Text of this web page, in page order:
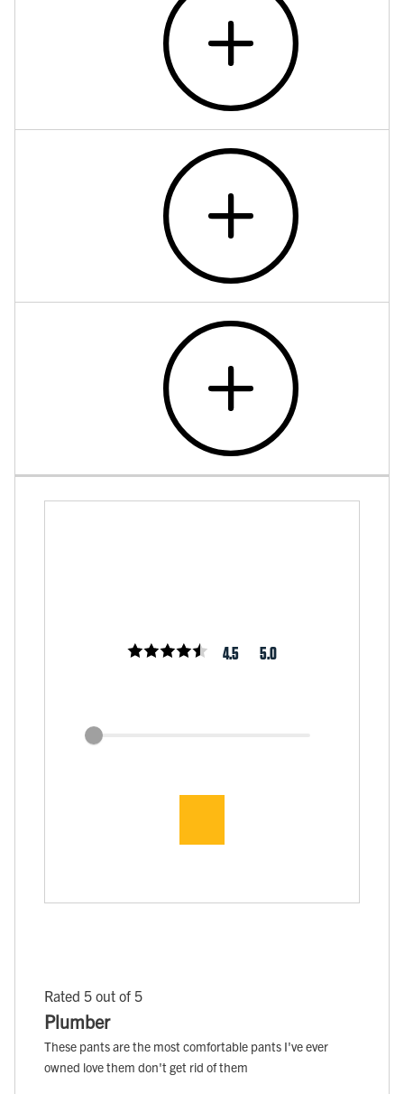
4.5 5.0
Rated 5 out of 5
Plumber
These pants are the most comfortable pants I've ever
owned love them don't get rid of them